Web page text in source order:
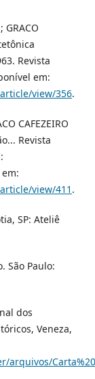
GRACO
Revista
em:
view/356.
CAFEZEIRO
Revista
view/411 .
SP: Ateliê
São Paulo:
dos
Veneza,